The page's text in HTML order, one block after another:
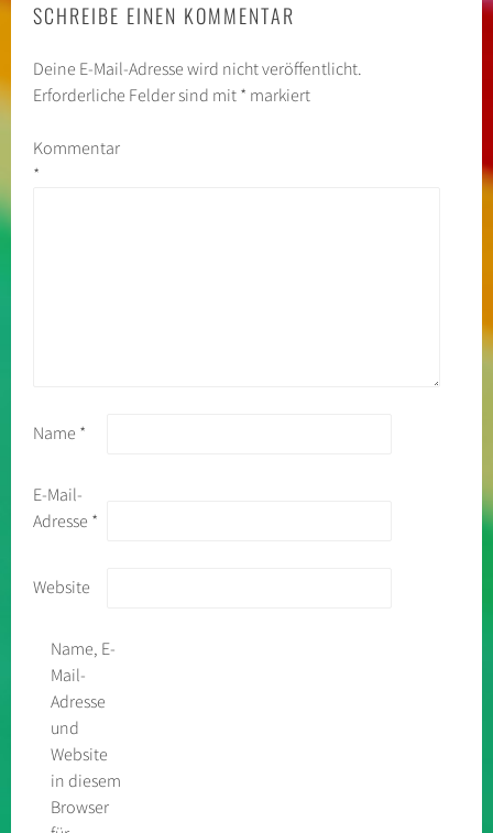
SCHREIBE EINEN KOMMENTAR
Deine E-Mail-Adresse wird nicht veröffentlicht.
Erforderliche Felder sind mit * markiert
Kommentar
*
Name *
E-Mail-
Adresse *
Website
Name, E-
Mail-
Adresse
und
Website
in diesem
Browser